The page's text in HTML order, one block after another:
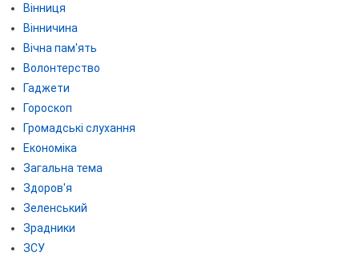
Вінниця
Вінничина
Вічна пам'ять
Волонтерство
Гаджети
Гороскоп
Громадські слухання
Економіка
Загальна тема
Здоров'я
Зеленський
Зрадники
ЗСУ